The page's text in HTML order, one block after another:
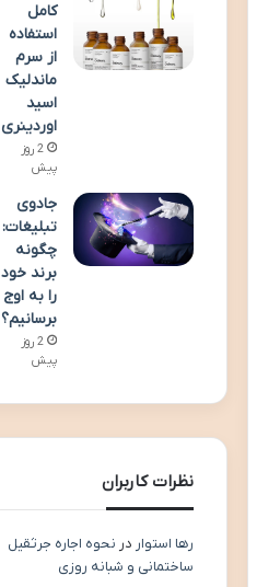
کامل
استفاده
از سرم
ماندلیک
اسید
اوردینری
2 روز
پیش
جادوی
تبلیغات:
چگونه
برند خود
را به اوج
برسانیم؟
2 روز
پیش
نظرات کاربران
رها استوار در نحوه اجاره جرثقیل
ساختمانی و شبانه روزی